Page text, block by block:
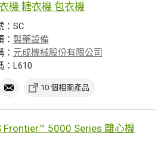
機 糖衣機 包衣機
：SC
製藥設備
元成機械股份有限公司
：L610
10 個相關產品
Frontier™ 5000 Series 離心機